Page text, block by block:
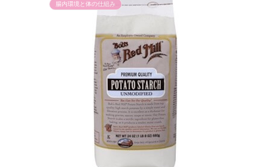
腸内環境と体の仕組み